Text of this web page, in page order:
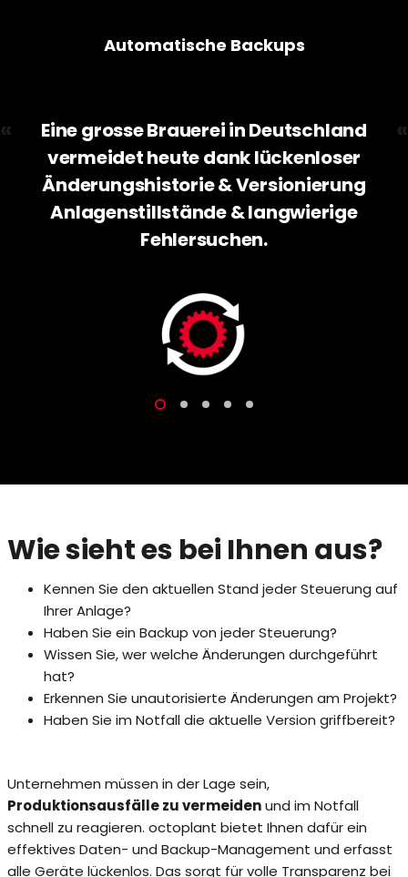
Automatische Backups
«
Eine grosse Brauerei in Deutschland
vermeidet heute dank lückenloser
Änderungshistorie & Versionierung
Anlagenstillstände & langwierige
Fehlersuchen.
«
Wie sieht es bei Ihnen aus?
Kennen Sie den aktuellen Stand jeder Steuerung auf
Ihrer Anlage?
Haben Sie ein Backup von jeder Steuerung?
Wissen Sie, wer welche Änderungen durchgeführt
hat?
Erkennen Sie unautorisierte Änderungen am Projekt?
Haben Sie im Notfall die aktuelle Version griffbereit?
Unternehmen müssen in der Lage sein,
Produktionsausfälle zu vermeidenund im Notfall
schnell zu reagieren. octoplant bietet Ihnen dafür ein
effektives Daten- und Backup-Management und erfasst
alle Geräte lückenlos. Das sorgt für volle Transparenz bei